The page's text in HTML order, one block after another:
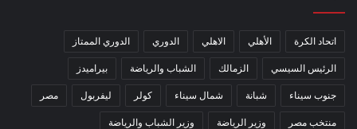
اتحاد الكرة الأهلي الاهلي الدوري الدوري الممتاز
الرئيس السيسي الزمالك الشباب والرياضة بيراميدز
جنوب سيناء شبانة شمال سيناء كولر ليفربول مصر
منتخب مصر وزير الرياضة وزير الشباب والرياضة